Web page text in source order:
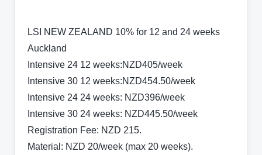
LSI NEW ZEALAND 10% for 12 and 24 weeks
Auckland
Intensive 24 12 weeks:NZD405/week
Intensive 30 12 weeks:NZD454.50/week
Intensive 24 24 weeks: NZD396/week
Intensive 30 24 weeks: NZD445.50/week
Registration Fee: NZD 215.
Material: NZD 20/week (max 20 weeks).